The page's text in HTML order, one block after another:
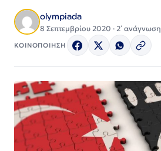
olympiada
8 Σεπτεμβρίου 2020 · 2΄ ανάγνωση
ΚΟΙΝΟΠΟΙΗΣΗ